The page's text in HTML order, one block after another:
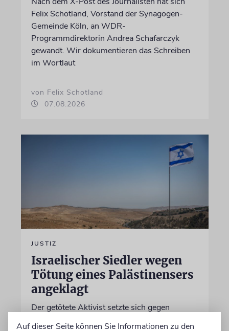
Felix Schotland, Vorstand der Synagogen-
Gemeinde Köln, an WDR-
Programmdirektorin Andrea Schafarczyk
gewandt. Wir dokumentieren das Schreiben
im Wortlaut
von Felix Schotland
07.08.2026
JUSTIZ
Israelischer Siedler wegen
Tötung eines Palästinensers
angeklagt
Der getötete Aktivist setzte sich gegen
Auf dieser Seite können Sie Informationen zu den